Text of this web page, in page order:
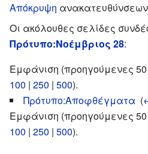
Απόκρυψη ανακατευθύνσεων
Οι ακόλουθες σελίδες
Πρότυπο:Νοέμβριος 28:
Εμφάνιση (προηγούμενες
100 | 250 | 500).
Πρότυπο:Αποφθέγματα (
Εμφάνιση (προηγούμενες
100 | 250 | 500).